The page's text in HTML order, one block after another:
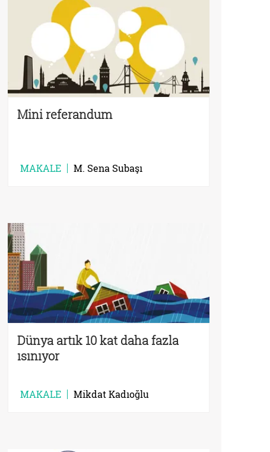
Mini referandum
MAKALE M. Sena Subaşı
Dünya artık 10 kat daha fazla
ısınıyor
MAKALE Mikdat Kadıoğlu